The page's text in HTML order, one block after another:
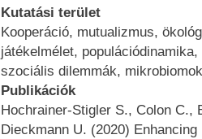
Kutatási terület
Kooperáció, mutualizmus,
játékelmélet,
szociális dilemmák, mikrobiomok
Publikációk
Hochrainer-Stigler S., Colon C.,
Dieckmann U. (2020)